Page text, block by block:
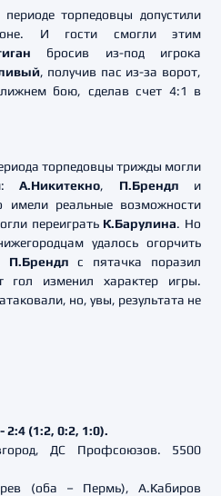
торпедовцы допустили
И гости смогли этим
бросив из-под игрока
, получив пас из-за ворот,
бою, сделав счет 4:1 в
торпедовцы трижды могли
А.Никитекно, П.Брендл и
имели реальные возможности
переигратьК.Барулина. Но
удалось огорчить
П.Брендлс пятачка поразил
гол изменил характер игры.
но, увы, результата не
(1:2, 0:2, 1:0).
ДС Профсоюзов. 5500
(оба – Пермь), А.Кабиров